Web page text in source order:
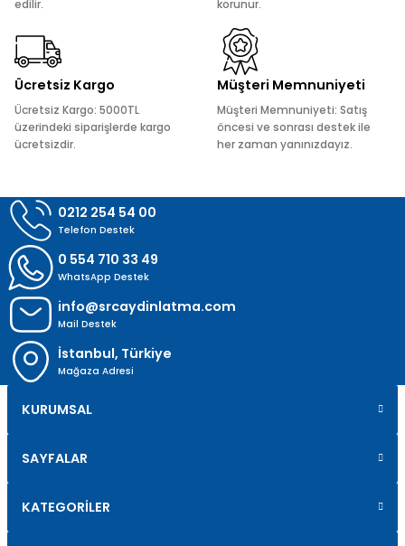
Ürün fiyatı diğer sitelerden daha pahalı.
Bu ürüne benzer farklı alternatifler olmalı.
edilir.
korunur.
Ücretsiz Kargo
Ücretsiz Kargo: 5000TL
üzerindeki siparişlerde kargo
ücretsizdir.
Müşteri Memnuniyeti
Müşteri Memnuniyeti: Satış
öncesi ve sonrası destek ile
her zaman yanınızdayız.
0212 254 54 00
Telefon Destek
0 554 710 33 49
WhatsApp Destek
info@srcaydinlatma.com
Mail Destek
İstanbul, Türkiye
Mağaza Adresi
KURUMSAL
SAYFALAR
KATEGORİLER